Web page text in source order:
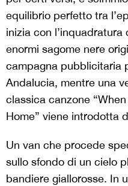
equilibrio perfetto tra
inizia con
enormi sagome nere
campagna pubblicitaria
Andalucia, mentre una
classica canzone
Home” viene introdotta
Un van che procede
sullo sfondo di un cielo
bandiere giallorosse. In